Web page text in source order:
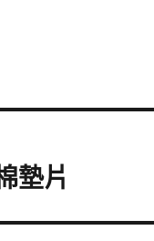
墊片